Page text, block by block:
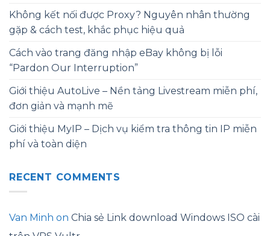
Không kết nối được Proxy? Nguyên nhân thường
gặp & cách test, khắc phục hiệu quả
Cách vào trang đăng nhập eBay không bị lỗi
“Pardon Our Interruption”
Giới thiệu AutoLive – Nền tảng Livestream miễn phí,
đơn giản và mạnh mẽ
Giới thiệu MyIP – Dịch vụ kiểm tra thông tin IP miễn
phí và toàn diện
RECENT COMMENTS
Van Minh on Chia sẻ Link download Windows ISO cài